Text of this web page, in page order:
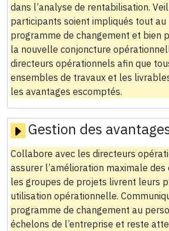
dans l’analyse de rentabilisation.
participants soient impliqués tout au
programme de changement et bien
la nouvelle conjoncture
directeurs opérationnels afin que
ensembles de travaux et les
les avantages escomptés.
Gestion des
Collabore avec les directeurs
assurer l’amélioration maximale des
les groupes de projets livrent leurs
utilisation opérationnelle.
programme de changement au
échelons de l’entreprise et reste